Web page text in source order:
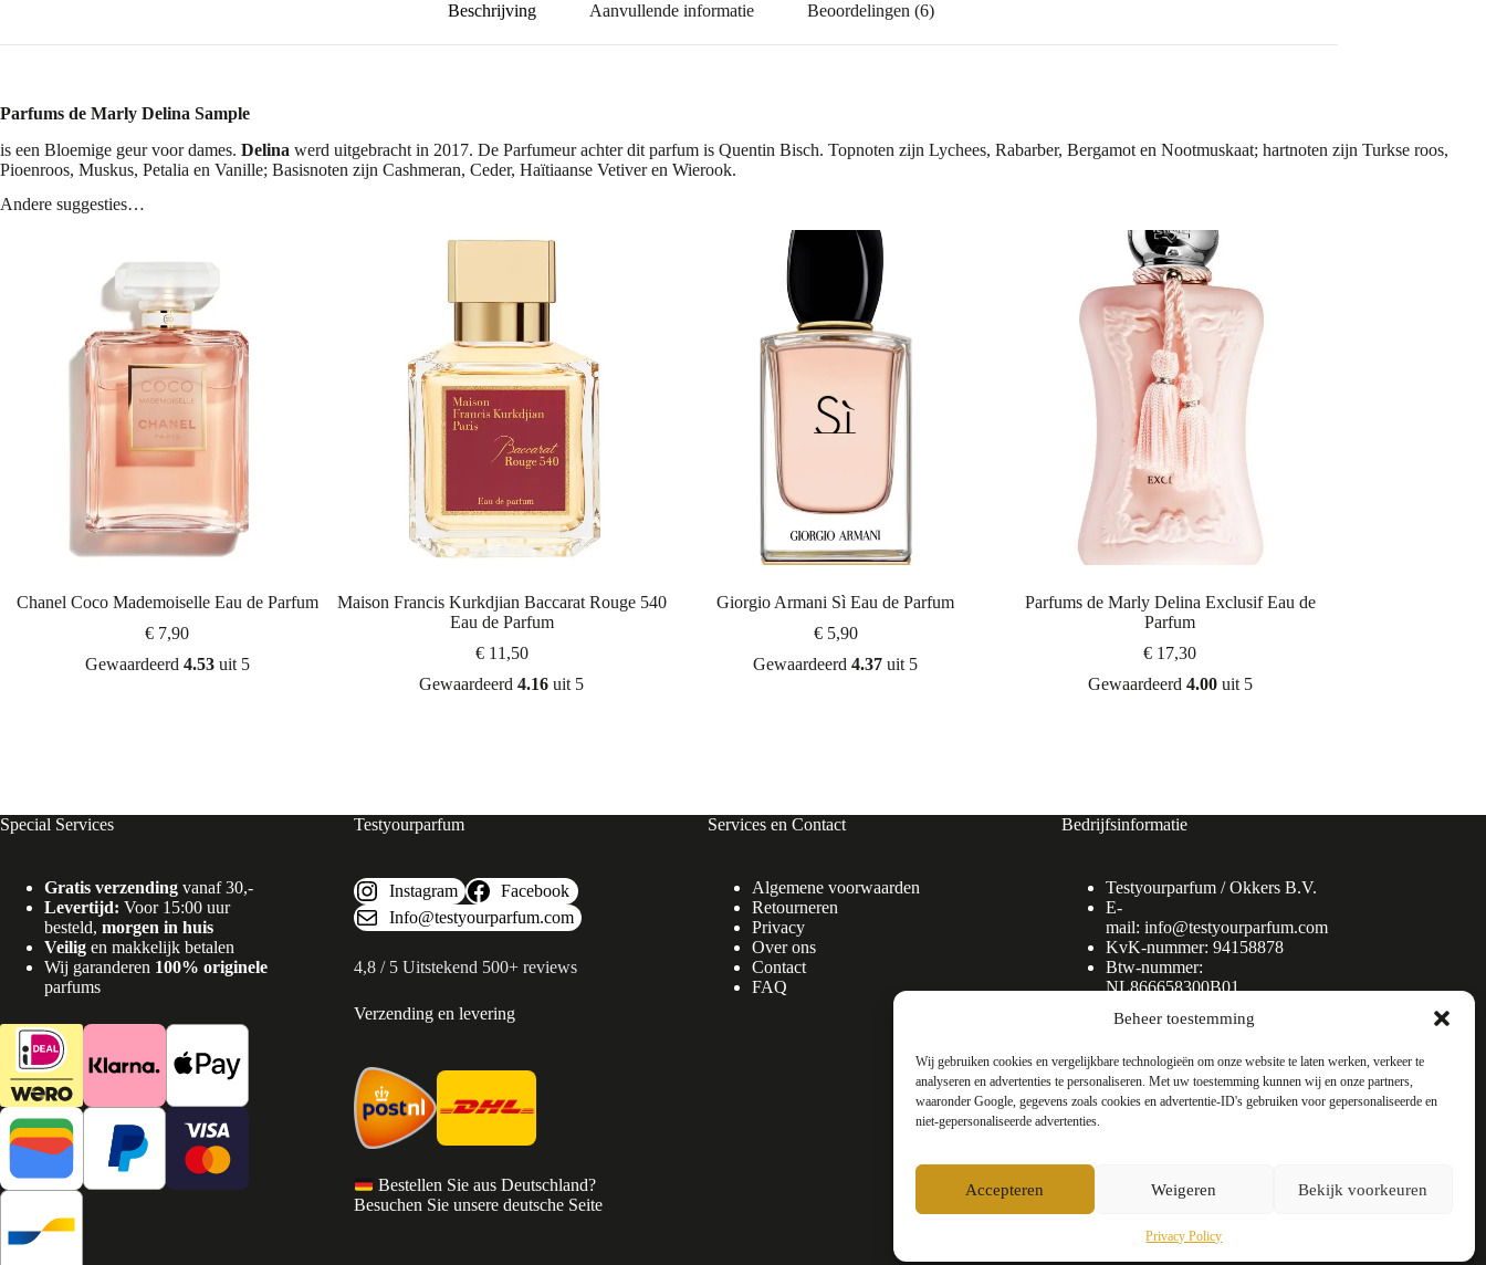
Beheer toestemming
Wij gebruiken cookies en vergelijkbare technologieën om onze website te laten werken, verkeer te
analyseren en advertenties te personaliseren. Met uw toestemming kunnen wij en onze partners,
waaronder Google, gegevens zoals cookies en advertentie-ID's gebruiken voor gepersonaliseerde en
niet-gepersonaliseerde advertenties.
Accepteren Weigeren Bekijk voorkeuren
Privacy Policy
Beschrijving Aanvullende informatie Beoordelingen (6)
Parfums de Marly Delina Sample
is een Bloemige geur voor dames. Delina werd uitgebracht in 2017. De Parfumeur achter dit parfum is Quentin Bisch. Topnoten zijn Lychees, Rabarber, Bergamot en Nootmuskaat; hartnoten zijn Turkse roos,
Pioenroos, Muskus, Petalia en Vanille; Basisnoten zijn Cashmeran, Ceder, Haïtiaanse Vetiver en Wierook.
Andere suggesties…
Chanel Coco Mademoiselle Eau de Parfum
€ 7,90
Gewaardeerd 4.53uit 5
Maison Francis Kurkdjian Baccarat Rouge 540
Eau de Parfum
€11,50
Gewaardeerd4.16 uit 5
Giorgio Armani Sì Eau de Parfum
€5,90
Gewaardeerd4.37 uit 5
Parfums de Marly Delina Exclusif Eau de
Parfum
€ 17,30
Gewaardeerd 4.00uit 5
Special Services
Gratis verzending vanaf 30,-
Levertijd: Voor 15:00 uur
besteld, morgen in huis
Veilig en makkelijk betalen
Wij garanderen 100% originele
parfums
Testyourparfum
Instagram
Facebook
Info@testyourparfum.com
4,8 / 5 Uitstekend 500+ reviews
Verzending en levering
Bestellen Sie aus Deutschland?
Besuchen Sie unsere deutsche Seite
Services en Contact
Algemene voorwaarden
Retourneren
Privacy
Over ons
Contact
FAQ
Bedrijfsinformatie
Testyourparfum /Okkers B.V.
E-
mail: info@testyourparfum.com
KvK-nummer: 94158878
Btw-nummer:
NL866658300B01